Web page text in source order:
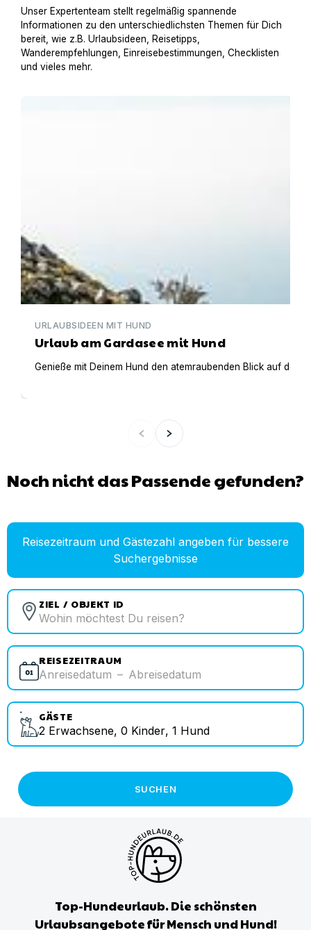
Unser Expertenteam stellt regelmäßig spannende
Informationen zu den unterschiedlichsten Themen für Dich
bereit, wie z.B. Urlaubsideen, Reisetipps,
Wanderempfehlungen, Einreisebestimmungen, Checklisten
und vieles mehr.
URLAUBSIDEEN MIT HUND
Urlaub am Gardasee mit Hund
Genieße mit Deinem Hund den atemraubenden Blick auf den
Noch nicht das Passende gefunden?
Reisezeitraum und Gästezahl angeben für bessere
Suchergebnisse
ZIEL / OBJEKT ID
REISEZEITRAUM
Anreisedatum – Abreisedatum
GÄSTE
2 Erwachsene, 0 Kinder, 1 Hund
SUCHEN
Top-Hundeurlaub. Die schönsten
Urlaubsangebote für Mensch und Hund!